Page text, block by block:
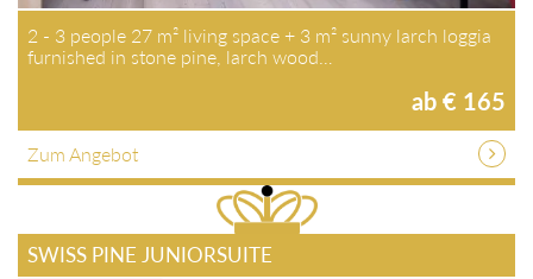
2 - 3 people 27 m² living space + 3 m² sunny larch loggia
furnished in stone pine, larch wood…
ab € 165
Zum Angebot
SWISS PINE JUNIORSUITE